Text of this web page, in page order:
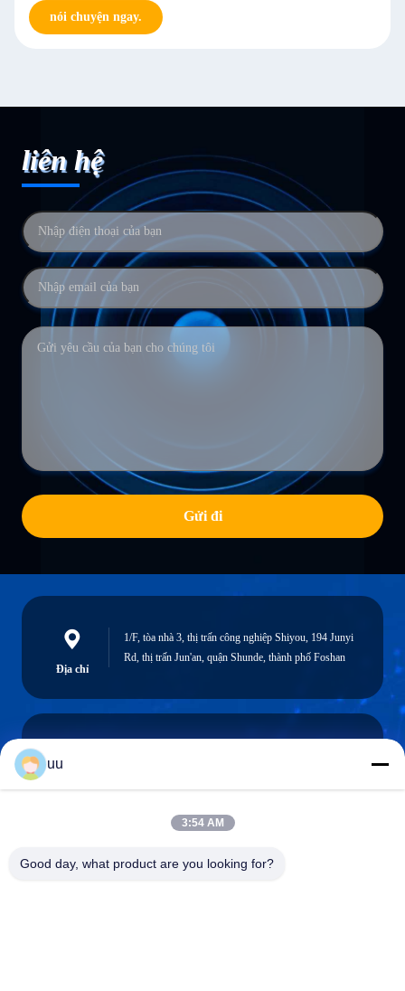
nói chuyện ngay.
liên hệ
Gửi đi
Địa chỉ
1/F, tòa nhà 3, thị trấn công nghiệp Shiyou, 194 Junyi
Rd, thị trấn Jun'an, quận Shunde, thành phố Foshan
Email
uu
3:54 AM
Good day, what product are you looking for?